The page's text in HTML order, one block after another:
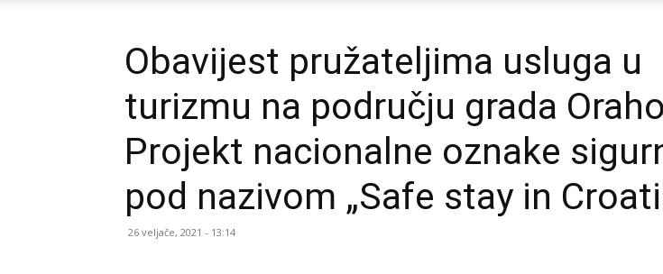
stranice
Obavijest pružateljima usluga u
turizmu na području grada
Projekt nacionalne oznake
pod nazivom „Safe stay in
26 veljače, 2021 - 13:14